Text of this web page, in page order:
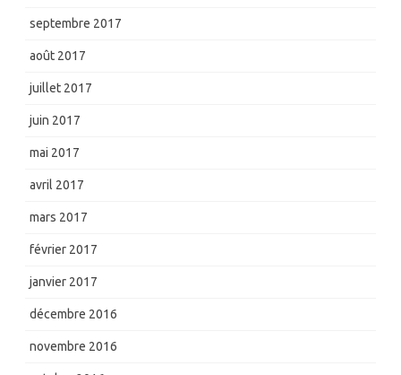
septembre 2017
août 2017
juillet 2017
juin 2017
mai 2017
avril 2017
mars 2017
février 2017
janvier 2017
décembre 2016
novembre 2016